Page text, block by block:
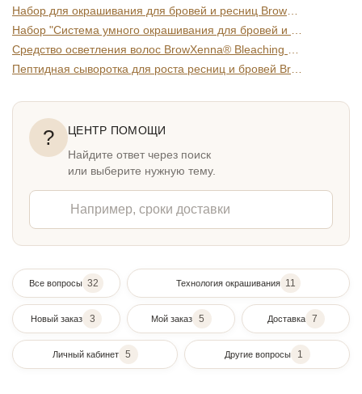
?
ЦЕНТР ПОМОЩИ
Найдите ответ через поиск
или выберите нужную тему.
Все вопросы 32 Технология окрашивания 11
Новый заказ 3 Мой заказ 5 Доставка 7
Личный кабинет 5 Другие вопросы 1